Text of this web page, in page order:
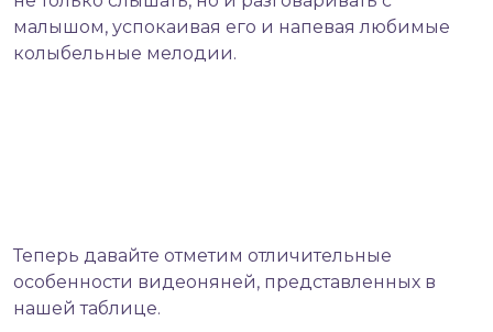
малышом, успокаивая его и напевая любимые
колыбельные мелодии.
Теперь давайте отметим отличительные
особенности видеоняней, представленных в
нашей таблице.